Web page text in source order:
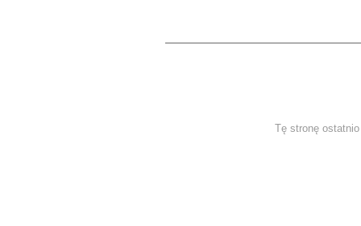
Tę stronę